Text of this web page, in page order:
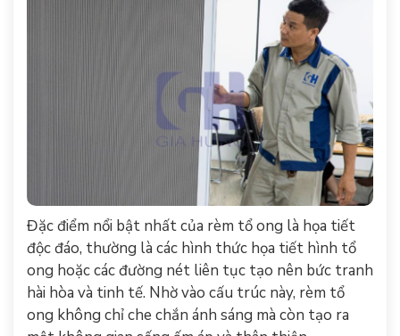
Đặc điểm nổi bật nhất của rèm tổ ong là họa tiết
độc đáo, thường là các hình thức họa tiết hình tổ
ong hoặc các đường nét liên tục tạo nên bức tranh
hài hòa và tinh tế. Nhờ vào cấu trúc này, rèm tổ
ong không chỉ che chắn ánh sáng mà còn tạo ra